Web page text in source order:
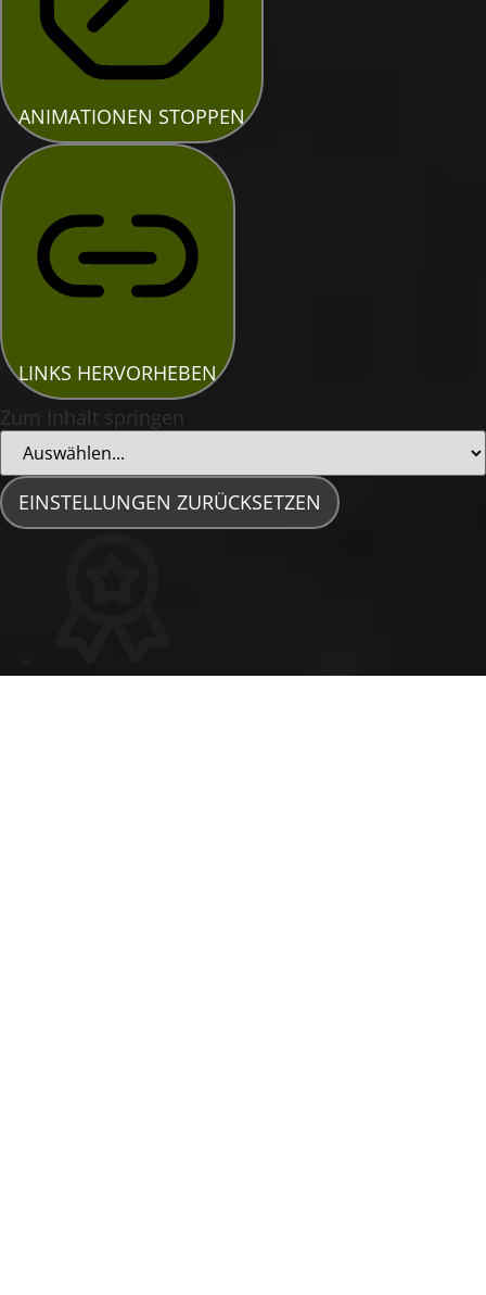
ANIMATIONEN STOPPEN
LINKS HERVORHEBEN
Zum Inhalt springen
EINSTELLUNGEN ZURÜCKSETZEN